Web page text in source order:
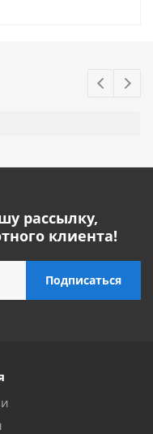
рассылку,
клиента!